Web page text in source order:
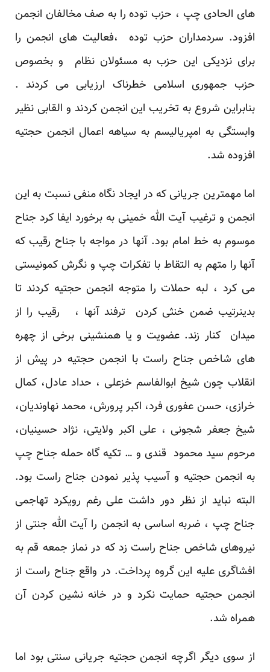
های الحادی چپ ، حزب توده را به صف مخالفان انجمن
افزود. سردمداران حزب توده ،فعالیت های انجمن را
برای نزدیکی این حزب به مسئولان نظام و بخصوص
حزب جمهوری اسلامی خطرناک ارزیابی می کردند .
بنابراین شروع به تخریب این انجمن کردند و القابی نظیر
وابستگی به امپریالیسم به سیاهه اعمال انجمن حجتیه
افزوده شد.
اما مهمترین جریانی که در ایجاد نگاه منفی نسبت به این
انجمن و ترغیب آیت الله خمینی به برخورد ایفا کرد جناح
موسوم به خط امام بود. آنها در مواجه با جناح رقیب که
آنها را متهم به التقاط با تفکرات چپ و نگرش کمونیستی
می کرد ، لبه حملات را متوجه انجمن حجتیه کردند تا
بدینرتیب ضمن خنثی کردن ترفند آنها ، رقیب را از
میدان کنار زند. عضویت و یا همنشینی برخی از چهره
های شاخص جناح راست با انجمن حجتیه در پیش از
انقلاب چون شیخ ابوالفاسم خزعلی ، حداد عادل، کمال
خرازی، حسن عفوری فرد، اکبر پرورش، محمد نهاوندیان،
شیخ جعفر شجونی ، علی اکبر ولایتی، نژاد حسینیان،
مرحوم سید محمود قندی و … تکیه گاه حمله جناح چپ
به انجمن حجتیه و آسیب پذیر نمودن جناح راست بود.
البته نباید از نظر دور داشت علی رغم رویکرد تهاجمی
جناح چپ ، ضربه اساسی به انجمن را آیت الله جنتی از
نیروهای شاخص جناح راست زد که در نماز جمعه قم به
افشاگری علیه این گروه پرداخت. در واقع جناح راست از
انجمن حجتیه حمایت نکرد و در خانه نشین کردن آن
همراه شد.
از سوی دیگر اگرچه انجمن حجتیه جریانی سنتی بود اما